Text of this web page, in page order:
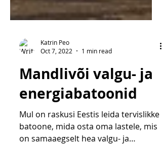
Oct 7, 2022
1 min read
Mandlivõi valgu- ja
energiabatoonid